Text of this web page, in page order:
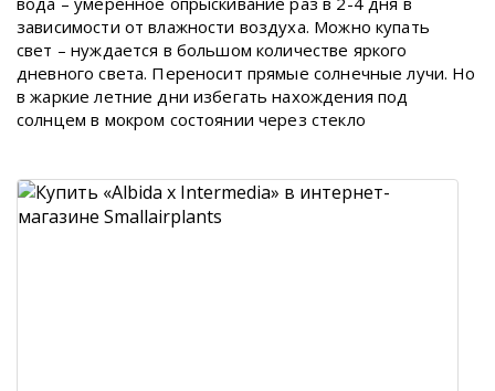
зависимости от влажности воздуха. Можно купать
свет – нуждается в большом количестве яркого
дневного света. Переносит прямые солнечные лучи. Но
в жаркие летние дни избегать нахождения под
солнцем в мокром состоянии через стекло